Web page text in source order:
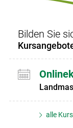
Bilden Sie
alle